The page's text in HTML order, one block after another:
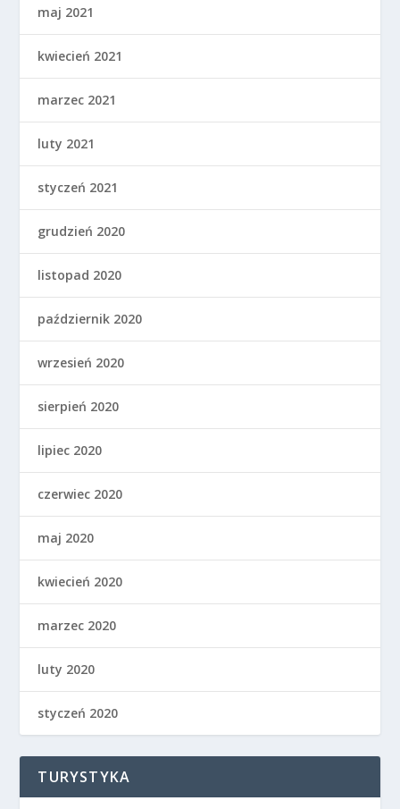
maj 2021
kwiecień 2021
marzec 2021
luty 2021
styczeń 2021
grudzień 2020
listopad 2020
październik 2020
wrzesień 2020
sierpień 2020
lipiec 2020
czerwiec 2020
maj 2020
kwiecień 2020
marzec 2020
luty 2020
styczeń 2020
TURYSTYKA